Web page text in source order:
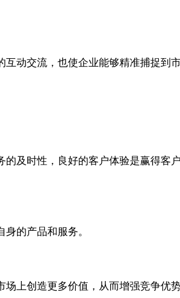
动交流，也使企业能够精准捕捉到
及时性，良好的客户体验是赢得客
的产品和服务。
上创造更多价值，从而增强竞争优势